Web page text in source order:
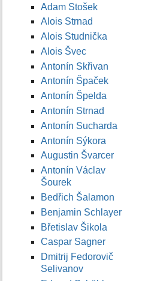
Adam Stošek
Alois Strnad
Alois Studnička
Alois Švec
Antonín Skřivan
Antonín Špaček
Antonín Špelda
Antonín Strnad
Antonín Sucharda
Antonín Sýkora
Augustin Švarcer
Antonín Václav
Šourek
Bedřich Šalamon
Benjamin Schlayer
Břetislav Šikola
Caspar Sagner
Dmitrij Fedorovič
Selivanov